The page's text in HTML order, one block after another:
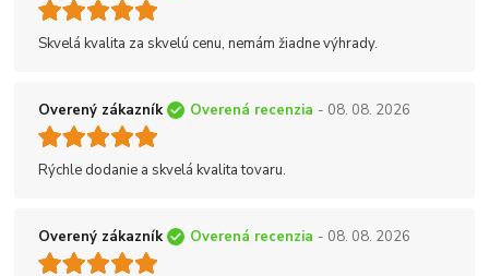
Skvelá kvalita za skvelú cenu, nemám žiadne výhrady.
Overený zákazník Overená recenzia - 08. 08. 2026
Rýchle dodanie a skvelá kvalita tovaru.
Overený zákazník Overená recenzia - 08. 08. 2026